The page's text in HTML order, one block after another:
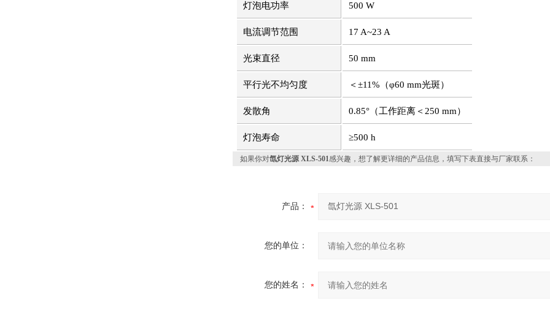
灯泡电功率 500 W
电流调节范围 17 A~23 A
光束直径 50 mm
平行光不均匀度 ＜±11%（φ60 mm光斑）
发散角 0.85°（工作距离＜250 mm）
灯泡寿命 ≥500 h
如果你对氙灯光源 XLS-501感兴趣，想了解更详细的产品信息，填写下表直接与厂家联系：
产品：
您的单位：
您的姓名：